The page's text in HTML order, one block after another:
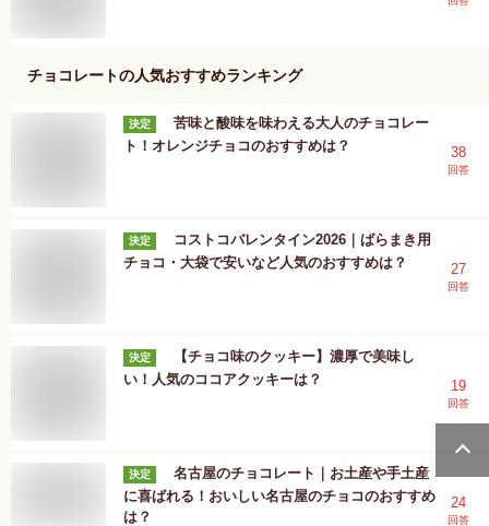
チョコレートの人気おすすめランキング
決定
苦味と酸味を味わえる大人のチョコレー
ト！オレンジチョコのおすすめは？
38
回答
決定
コストコバレンタイン2026｜ばらまき用
チョコ・大袋で安いなど人気のおすすめは？
27
回答
決定
【チョコ味のクッキー】濃厚で美味し
い！人気のココアクッキーは？
19
回答
決定
名古屋のチョコレート｜お土産や手土産
に喜ばれる！おいしい名古屋のチョコのおすすめ
は？
24
回答